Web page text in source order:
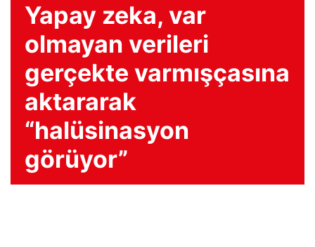
Yapay zeka, var
olmayan verileri
gerçekte varmışçasına
aktararak
“halüsinasyon
görüyor”